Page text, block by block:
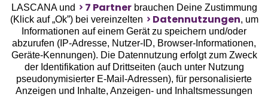
Geprüfte Sicherheit
LASCANA und 7 Partnerbrauchen Deine Zustimmung
(Klick auf „Ok”) bei vereinzelten
Datennutzungen, um
Informationen auf einem Gerät zu speichern und/oder
abzurufen (IP-Adresse, Nutzer-ID, Browser-Informationen,
Geräte-Kennungen). Die Datennutzung erfolgt zum Zweck
der Identifikation auf Drittseiten (auch unter Nutzung
pseudonymisierter E-Mail-Adressen), für personalisierte
Anzeigen und Inhalte, Anzeigen- und Inhaltsmessungen